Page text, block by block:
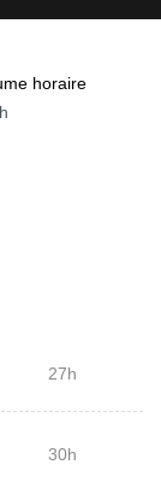
horaire
27h
30h